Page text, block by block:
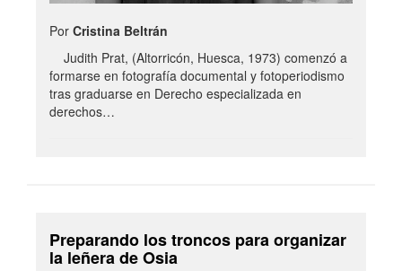
Por Cristina Beltrán
Judith Prat, (Altorricón, Huesca, 1973) comenzó a
formarse en fotografía documental y fotoperiodismo
tras graduarse en Derecho especializada en
derechos…
Preparando los troncos para organizar
la leñera de Osia